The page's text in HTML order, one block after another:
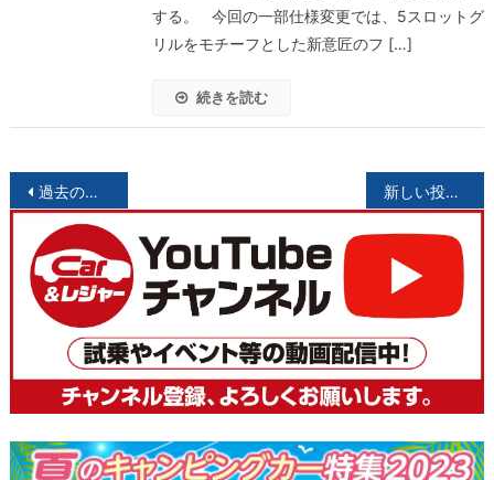
する。 今回の一部仕様変更では、5スロットグ
リルをモチーフとした新意匠のフ […]
続きを読む
投
稿
ナ
ビ
ー
シ
過去の投稿 新しい投稿